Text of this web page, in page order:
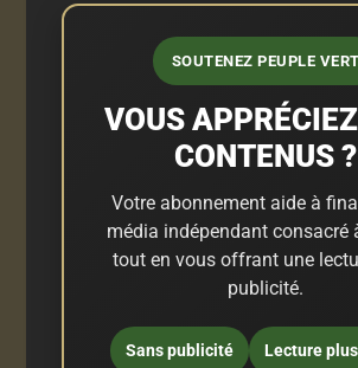
SOUTENEZ PEUPLE VERT
VOUS
CONTENUS ?
Votre abonnement aide à
média indépendant consacré
tout en vous offrant une
publicité.
Sans publicité Lecture